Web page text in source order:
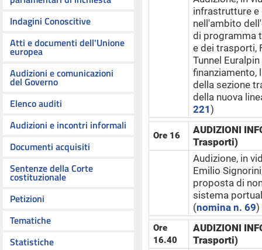
Indagini Conoscitive
Atti e documenti dell'Unione
europea
Audizioni e comunicazioni
del Governo
Elenco auditi
Audizioni e incontri informali
Documenti acquisiti
Sentenze della Corte
costituzionale
Petizioni
Tematiche
Statistiche
infrastrutture e
nell'ambito
di programma
e dei trasporti,
Tunnel
finanziamento,
della sezione
della nuova
221)
Ore 16
AUDIZIONI
Trasporti)
Audizione, in
Emilio
proposta di
sistema
(nomina n. 69)
Ore
16.40
AUDIZIONI
Trasporti)